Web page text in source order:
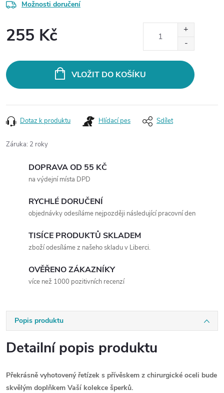
Možnosti doručení
255 Kč
VLOŽIT DO KOŠÍKU
Dotaz k produktu Hlídací pes Sdílet
Záruka: 2 roky
DOPRAVA OD 55 KČ
na výdejní místa DPD
RYCHLÉ DORUČENÍ
objednávky odesíláme nejpozději následující pracovní den
TISÍCE PRODUKTŮ SKLADEM
zboží odesíláme z našeho skladu v Liberci.
OVĚŘENO ZÁKAZNÍKY
více než 1000 pozitivních recenzí
Popis produktu
Detailní popis produktu
Překrásně vyhotovený řetízek s přívěskem z chirurgické oceli bude
skvělým doplňkem Vaší kolekce šperků.